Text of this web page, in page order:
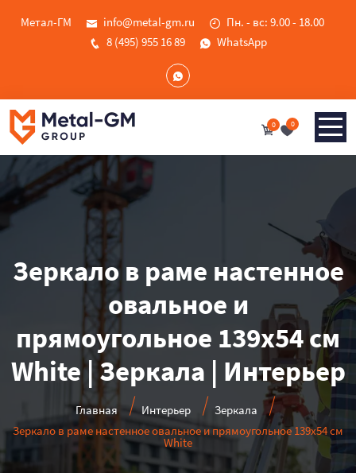
Метал-ГМ info@metal-gm.ru
Пн. - вс: 9.00 - 18.00
8 (495) 955 16 89
WhatsApp
0 0
Зеркало в раме настенное
овальное и
прямоугольное 139х54 см
White | Зеркала | Интерьер
Главная Интерьер
Зеркала
Зеркало в раме настенное овальное и прямоугольное 139х54 см
White